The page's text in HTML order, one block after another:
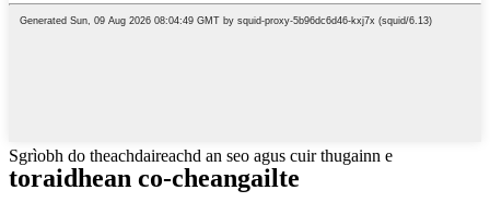
Sgrìobh do theachdaireachd an seo agus cuir thugainn e
toraidhean co-cheangailte